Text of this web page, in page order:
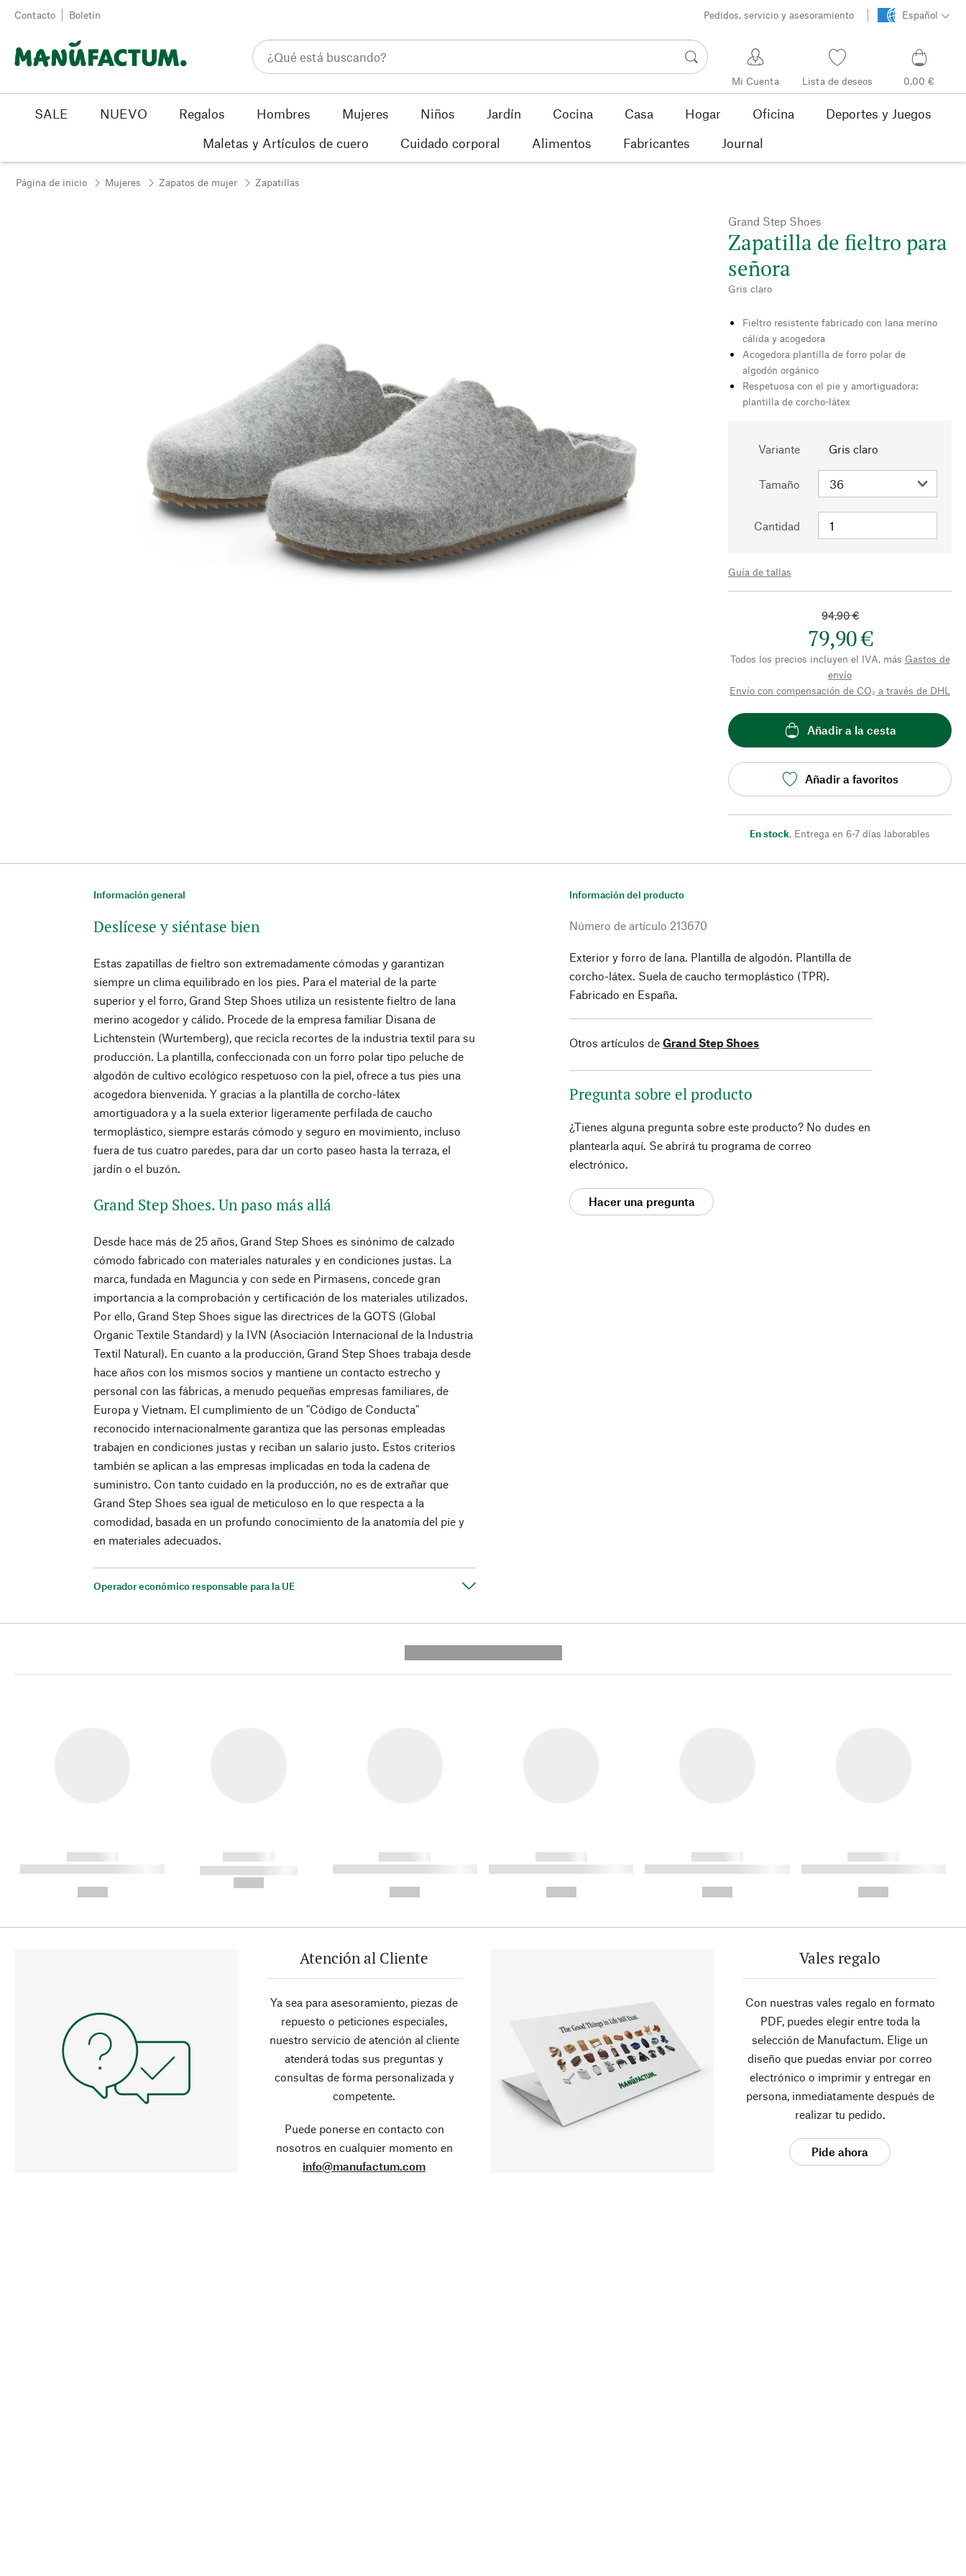
Ir al contenido
Contacto Boletín Pedidos, servicio y asesoramiento Español
Mi Cuenta Lista de deseos 0,00 €
SALE NUEVO Regalos Hombres Mujeres Niños Jardín Cocina Casa Hogar Oficina
Deportes y Juegos
Maletas y Artículos de cuero
Cuidado corporal Alimentos Fabricantes Journal
Página de inicio Mujeres Zapatos de mujer Zapatillas
Grand Step Shoes
Zapatilla de fieltro para
señora
Gris claro
Fieltro resistente fabricado con lana merino
cálida y acogedora
Acogedora plantilla de forro polar de
algodón orgánico
Respetuosa con el pie y amortiguadora:
plantilla de corcho-látex
Variante Gris claro
Tamaño
Cantidad
Guía de tallas
94,90 €
79,90 €
Todos los precios incluyen el IVA, más Gastos de
envío
Envío con compensación de CO₂ a través de DHL
Añadir a la cesta
Añadir a favoritos
En stock, Entrega en 6-7 días laborables
Información general
Deslícese y siéntase bien
Estas zapatillas de fieltro son extremadamente cómodas y garantizan
siempre un clima equilibrado en los pies. Para el material de la parte
superior y el forro, Grand Step Shoes utiliza un resistente fieltro de lana
merino acogedor y cálido. Procede de la empresa familiar Disana de
Lichtenstein (Wurtemberg), que recicla recortes de la industria textil para su
producción. La plantilla, confeccionada con un forro polar tipo peluche de
algodón de cultivo ecológico respetuoso con la piel, ofrece a tus pies una
acogedora bienvenida. Y gracias a la plantilla de corcho-látex
amortiguadora y a la suela exterior ligeramente perfilada de caucho
termoplástico, siempre estarás cómodo y seguro en movimiento, incluso
fuera de tus cuatro paredes, para dar un corto paseo hasta la terraza, el
jardín o el buzón.
Grand Step Shoes. Un paso más allá
Desde hace más de 25 años, Grand Step Shoes es sinónimo de calzado
cómodo fabricado con materiales naturales y en condiciones justas. La
marca, fundada en Maguncia y con sede en Pirmasens, concede gran
importancia a la comprobación y certificación de los materiales utilizados.
Por ello, Grand Step Shoes sigue las directrices de la GOTS (Global
Organic Textile Standard) y la IVN (Asociación Internacional de la Industria
Textil Natural). En cuanto a la producción, Grand Step Shoes trabaja desde
hace años con los mismos socios y mantiene un contacto estrecho y
personal con las fábricas, a menudo pequeñas empresas familiares, de
Europa y Vietnam. El cumplimiento de un "Código de Conducta"
reconocido internacionalmente garantiza que las personas empleadas
trabajen en condiciones justas y reciban un salario justo. Estos criterios
también se aplican a las empresas implicadas en toda la cadena de
suministro. Con tanto cuidado en la producción, no es de extrañar que
Grand Step Shoes sea igual de meticuloso en lo que respecta a la
comodidad, basada en un profundo conocimiento de la anatomía del pie y
en materiales adecuados.
Operador económico responsable para la UE
Información del producto
Número de artículo 213670
Exterior y forro de lana. Plantilla de algodón. Plantilla de
corcho-látex. Suela de caucho termoplástico (TPR).
Fabricado en España.
Otros artículos de Grand Step Shoes
Pregunta sobre el producto
¿Tienes alguna pregunta sobre este producto? No dudes en
plantearla aquí. Se abrirá tu programa de correo
electrónico.
Hacer una pregunta
------------
----------- ----------- ----------
------------
----------- -----------
------------
----------- ----------- ----------
------------
----------- ----------- ----------
------------
----------- ----------- ----------
------------
----------- ----------- ----------
Atención al Cliente
Ya sea para asesoramiento, piezas de
repuesto o peticiones especiales,
nuestro servicio de atención al cliente
atenderá todas sus preguntas y
consultas de forma personalizada y
competente.
Puede ponerse en contacto con
nosotros en cualquier momento en
info@manufactum.com
Vales regalo
Con nuestras vales regalo en formato
PDF, puedes elegir entre toda la
selección de Manufactum. Elige un
diseño que puedas enviar por correo
electrónico o imprimir y entregar en
persona, inmediatamente después de
realizar tu pedido.
Pide ahora